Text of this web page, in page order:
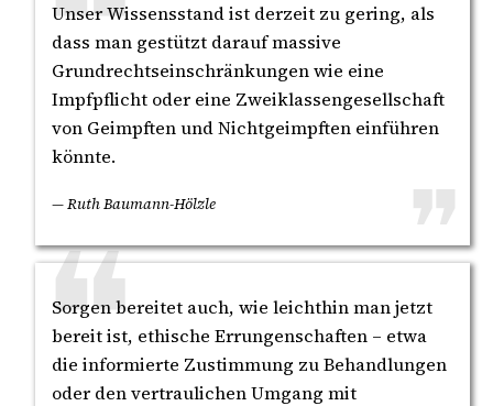
Unser Wissensstand ist derzeit zu gering, als
dass man gestützt darauf massive
Grundrechtseinschränkungen wie eine
Impfpflicht oder eine Zweiklassengesellschaft
von Geimpften und Nichtgeimpften einführen
könnte.
— Ruth Baumann-Hölzle
Sorgen bereitet auch, wie leichthin man jetzt
bereit ist, ethische Errungenschaften – etwa
die informierte Zustimmung zu Behandlungen
oder den vertraulichen Umgang mit